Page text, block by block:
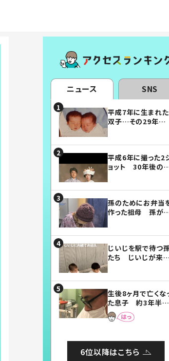
ニュース SNS
平成7年に生まれた
双子…その29年後
平成6年に撮った2
ョット 30年後の
孫のためにお弁当
作った祖母 孫が
じいじを駅で待つ
たち じいじが来た
まらない」「幸せに
れる」
生後8ヶ月で亡くな
た息子 約3年半
後、当時の妻の日記
に書いてあった本音
6位以降はこちら